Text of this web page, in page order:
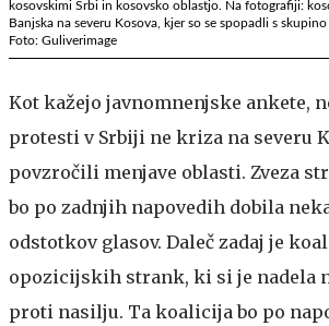
kosovskimi Srbi in kosovsko oblastjo. Na fotografiji:
Banjska na severu Kosova, kjer so se spopadli s
Foto: Guliverimage
Kot kažejo javnomnenjske ankete,
protesti v Srbiji ne kriza na severu
povzročili menjave oblasti. Zveza
bo po zadnjih napovedih dobila
odstotkov glasov. Daleč zadaj je
opozicijskih strank, ki si je nadela
proti nasilju. Ta koalicija bo po